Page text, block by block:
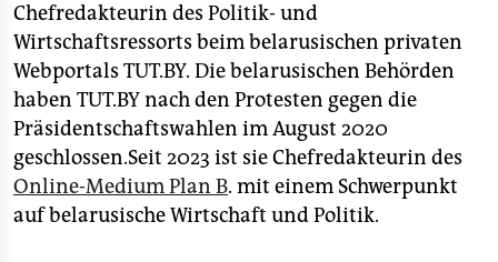
Chefredakteurin des Politik- und
Wirtschaftsressorts beim belarusischen privaten
Webportals TUT.BY. Die belarusischen Behörden
haben TUT.BY nach den Protesten gegen die
Präsidentschaftswahlen im August 2020
geschlossen.Seit 2023 ist sie Chefredakteurin des
Online-Medium Plan B. mit einem Schwerpunkt
auf belarusische Wirtschaft und Politik.